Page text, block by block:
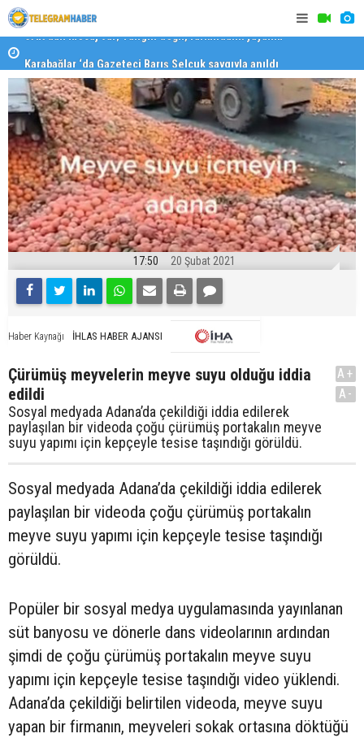
17:50 20 Şubat 2021
Haber Kaynağı İHLAS HABER AJANSI
Çürümüş meyvelerin meyve suyu olduğu iddia
edildi
Sosyal medyada Adana’da çekildiği iddia edilerek
paylaşılan bir videoda çoğu çürümüş portakalın meyve
suyu yapımı için kepçeyle tesise taşındığı görüldü.
A+
A-
Sosyal medyada Adana’da çekildiği iddia edilerek
paylaşılan bir videoda çoğu çürümüş portakalın
meyve suyu yapımı için kepçeyle tesise taşındığı
görüldü.
Popüler bir sosyal medya uygulamasında yayınlanan
süt banyosu ve dönerle dans videolarının ardından
şimdi de çoğu çürümüş portakalın meyve suyu
yapımı için kepçeyle tesise taşındığı video yüklendi.
Adana’da çekildiği belirtilen videoda, meyve suyu
yapan bir firmanın, meyveleri sokak ortasına döktüğü